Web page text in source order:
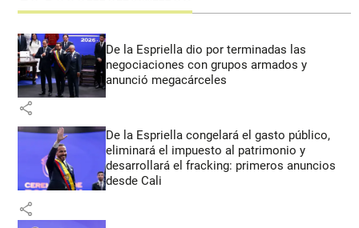
De la Espriella dio por terminadas las
negociaciones con grupos armados y
anunció megacárceles
share
De la Espriella congelará el gasto público,
eliminará el impuesto al patrimonio y
desarrollará el fracking: primeros anuncios
desde Cali
share